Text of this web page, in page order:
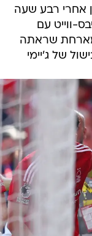
אחרי רבע שעה
ווייט עם
שראתה
משווה בדקה ה-81 מבישול של ג'יימי